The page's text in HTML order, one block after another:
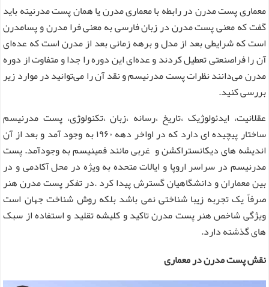
معماری پست مدرن در رابطه با معماری مدرن یا همان پست مدرنیته باید
گفت که معنی پست مدرن در زبان فارسی به معنی فرا مدرن و پسامدرن
است که شرایطی بعد از مدل و برهه زمانی بعد از مدرن است که عده‌ای
آن را فراصنعتی تعطیل کردند و عده‌ای این دوره را جدا و متفاوت از دوره
مدرن می‌دانند نظرات پست مدرنیسم و نقد آن را می‌توانید در موارد زیر
بررسی کنید.
عقلانیت، ایدئولوژیک ،تاریخ ،رسانه ،زبان ،تکنولوژی، پست مدرنیسم
ساختار پیچیده ای دارد که در اواخر دهه ۱۹۶۰ به وجود آمد و بعد از آن
اندیشه های دیکانستراکشن و غربی مانند فمینیسم به وجودآمد. پست
مدرنیسم در سراسر اروپا و ایالات متحده به ویژه در محل آکادمی و در
بین معماران و دانشگاهیان گسترش پیدا کرد .در تفکر پست مدرن هنر
صرفاً یک تجربه زیبا شناختی نمی باشد بلکه روش شناخت جهان است
ویژگی شاخص هنر پست مدرن تاکید و کلیشه تقلید و استفاده از سبک
های گذشته دارد.
نقش پست مدرن در معماری